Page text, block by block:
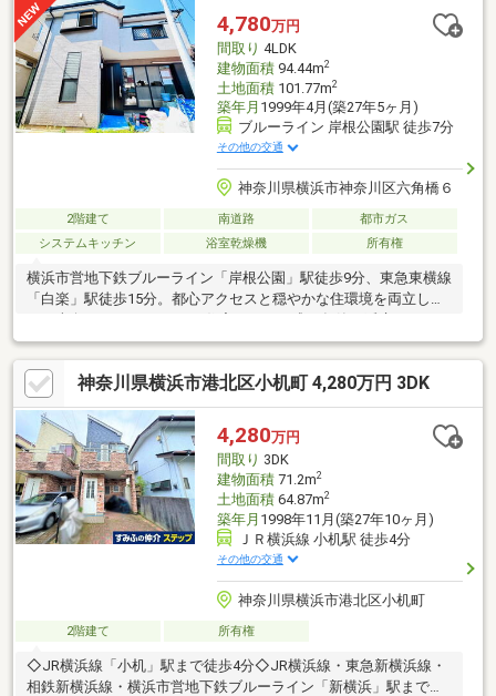
ービスは一生涯続きます。※日経MJ（2025年10月）第43回サービ
ス業総合調査
4,780万円
間取り 4LDK
建物面積94.44m2
土地面積101.77m2
築年月 1999年4月(築27年5ヶ月)
ブルーライン 岸根公園駅 徒歩7分
その他の交通
神奈川県横浜市神奈川区六角橋６
2階建て 南道路
都市ガス
システムキッチン
浴室乾燥機 所有権
横浜市営地下鉄ブルーライン「岸根公園」駅徒歩9分、東急東横線
「白楽」駅徒歩15分。都心アクセスと穏やかな住環境を両立し
㎡。約40坪のゆとりある敷地に、陽当たりと開放感をしっかり確
保。特に2階は、たっぷりの陽光と心地よい風が抜ける快適空間。
晴れた日は窓を開けるだけで、自然の心地よさを感じられます。
現在フルリフォーム中につき、内装・設備も一新予定。ご家族で
ゆったり暮らせる4LDKプランは、在宅ワークや子育てにもおすす
めです。
神奈川県横浜市港北区小机町 4,280万円 3DK
4,280万円
間取り 3DK
建物面積71.2m2
土地面積64.87m2
築年月 1998年11月(築27年10ヶ月)
ＪＲ横浜線 小机駅 徒歩4分
その他の交通
神奈川県横浜市港北区小机町
2階建て 所有権
◇JR横浜線「小机」駅まで徒歩4分◇JR横浜線・東急新横浜線・
相鉄新横浜線・横浜市営地下鉄ブルーライン「新横浜」駅まで徒